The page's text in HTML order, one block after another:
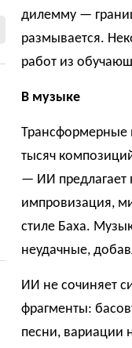
дилемму —
размывается.
работ из
В музыке
Трансформерные
тысяч
— ИИ предлагает
импровизация,
стиле Баха.
неудачные,
ИИ не сочиняет
фрагменты:
песни, вариации